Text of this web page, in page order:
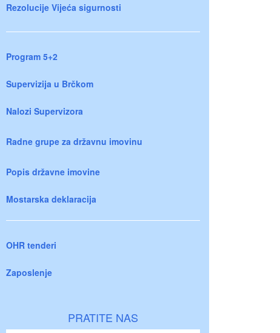
Rezolucije Vijeća sigurnosti
Program 5+2
Supervizija u Brčkom
Nalozi Supervizora
Radne grupe za državnu imovinu
Popis državne imovine
Mostarska deklaracija
OHR tenderi
Zaposlenje
PRATITE NAS